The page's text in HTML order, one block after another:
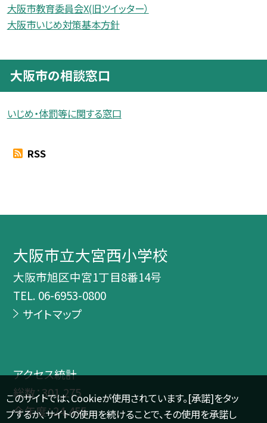
大阪市教育委員会X(旧ツイッター）
大阪市いじめ対策基本方針
大阪市の相談窓口
いじめ・体罰等に関する窓口
RSS
大阪市立大宮西小学校
大阪市旭区中宮1丁目8番14号
TEL. 06-6953-0800
サイトマップ
アクセス統計
総数：301,275
今年度：24,455
このサイトでは、Cookieが使用されています。[承諾]をタッ
プするか、サイトの使用を続けることで、その使用を承諾し